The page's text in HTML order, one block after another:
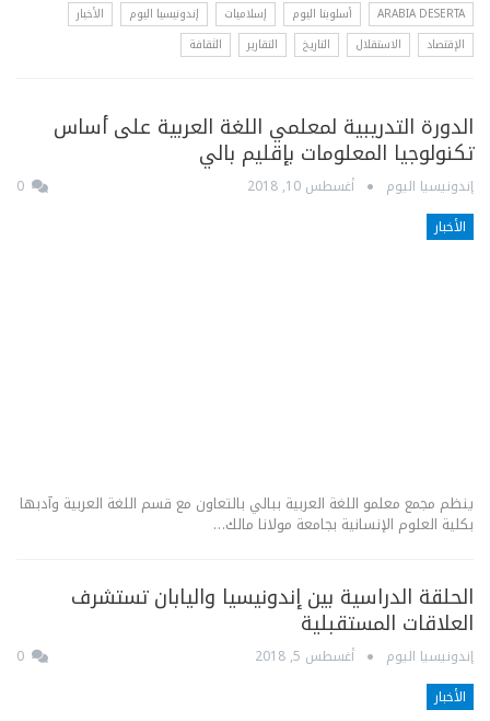
ARABIA DESERTA أسلوبنا اليوم إسلاميات إندونيسيا اليوم
الأخبار
الإقتصاد
الاستقلال التاريخ التقارير الثقافة
الدورة التدريبية لمعلمي اللغة العربية على أساس
تكنولوجيا المعلومات بإقليم بالي
إندونيسيا اليوم أغسطس 10, 2018
الأخبار
ينظم مجمع معلمو اللغة العربية ببالي بالتعاون مع قسم اللغة العربية وآدبها
بكلية العلوم الإنسانية بجامعة مولانا مالك…
الحلقة الدراسية بين إندونيسيا واليابان تستشرف
العلاقات المستقبلية
إندونيسيا اليوم أغسطس 5, 2018
الأخبار